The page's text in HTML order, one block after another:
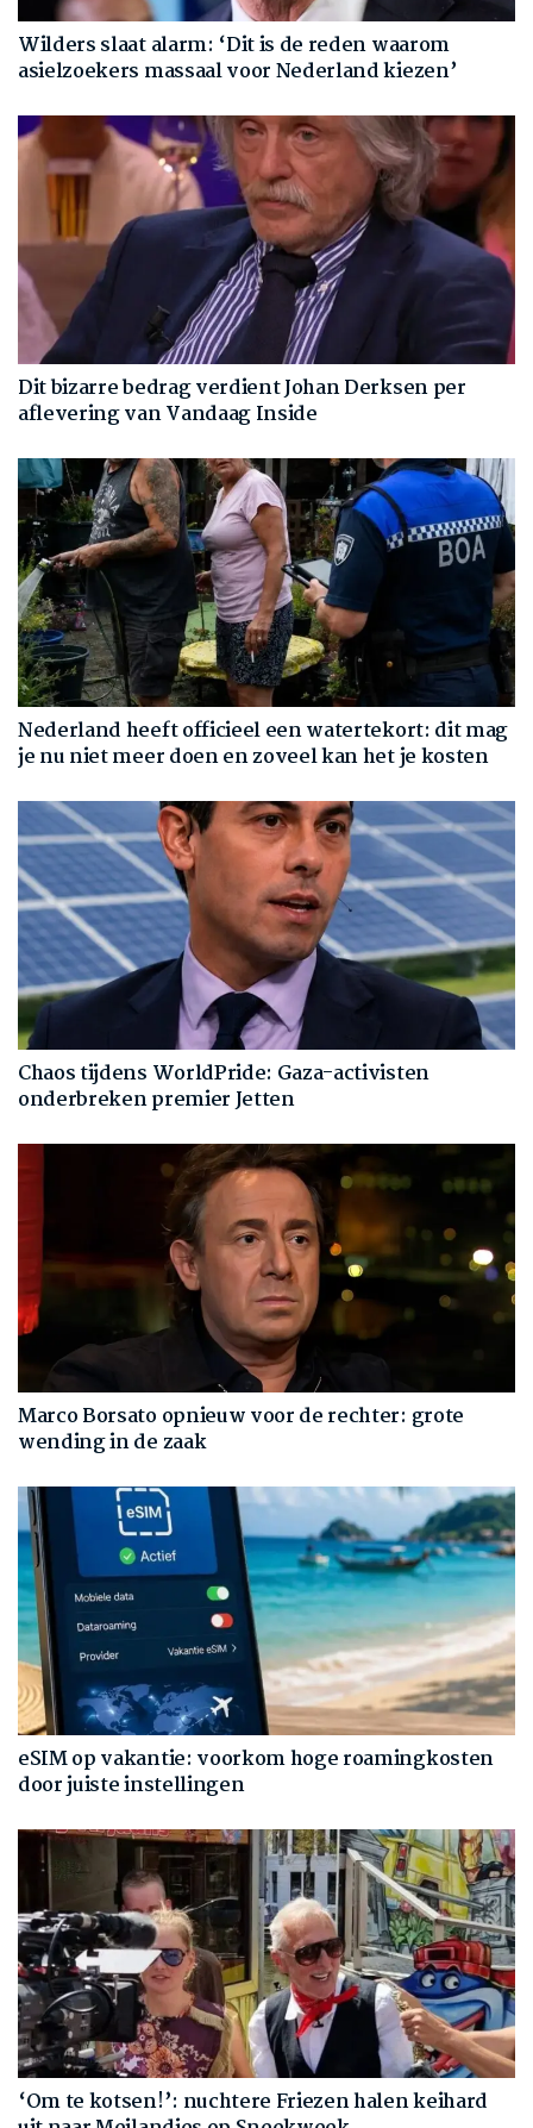
Wilders slaat alarm: ‘Dit is de reden waarom
asielzoekers massaal voor Nederland kiezen’
Dit bizarre bedrag verdient Johan Derksen per
aflevering van Vandaag Inside
Nederland heeft officieel een watertekort: dit mag
je nu niet meer doen en zoveel kan het je kosten
Chaos tijdens WorldPride: Gaza-activisten
onderbreken premier Jetten
Marco Borsato opnieuw voor de rechter: grote
wending in de zaak
eSIM op vakantie: voorkom hoge roamingkosten
door juiste instellingen
‘Om te kotsen!’: nuchtere Friezen halen keihard